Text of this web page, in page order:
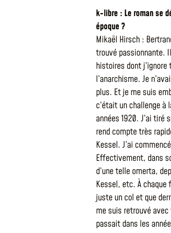
k-libre : Le roman se
époque ?
Mikaël Hirsch :
trouvé passionnante.
histoires dont
l’anarchisme. Je
plus. Et je me suis
c’était un challenge
années 1920. J’ai
rend compte très
Kessel. J’ai
Effectivement, dans
d’une telle omerta,
Kessel, etc. À chaque
juste un col et que
me suis retrouvé
passait dans les